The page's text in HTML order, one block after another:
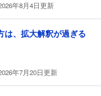
年8月4日更新
、拡大解釈が過ぎる
年7月20日更新